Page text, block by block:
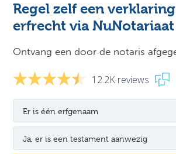
Regel zelf een
erfrecht via NuNotariaat
Ontvang een door de notaris
12.2K reviews
Er is één erfgenaam
Ja, er is een testament aanwezig